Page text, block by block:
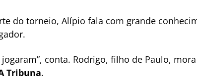
do torneio, Alípio fala com grande
conta. Rodrigo, filho de Paulo,
Tribuna.